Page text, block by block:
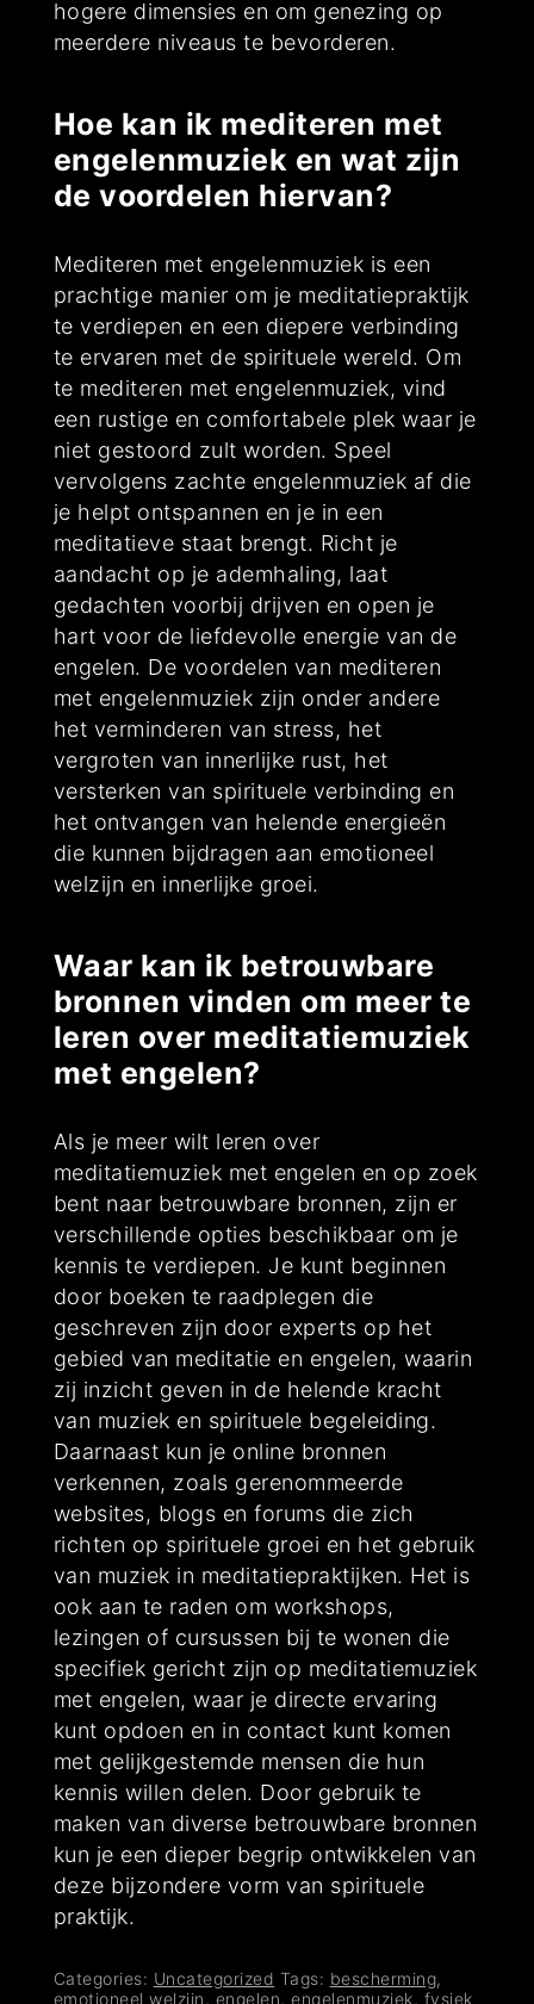
hogere dimensies en om genezing op
meerdere niveaus te bevorderen.
Hoe kan ik mediteren met
engelenmuziek en wat zijn
de voordelen hiervan?
Mediteren met engelenmuziek is een
prachtige manier om je meditatiepraktijk
te verdiepen en een diepere verbinding
te ervaren met de spirituele wereld. Om
te mediteren met engelenmuziek, vind
een rustige en comfortabele plek waar je
niet gestoord zult worden. Speel
vervolgens zachte engelenmuziek af die
je helpt ontspannen en je in een
meditatieve staat brengt. Richt je
aandacht op je ademhaling, laat
gedachten voorbij drijven en open je
hart voor de liefdevolle energie van de
engelen. De voordelen van mediteren
met engelenmuziek zijn onder andere
het verminderen van stress, het
vergroten van innerlijke rust, het
versterken van spirituele verbinding en
het ontvangen van helende energieën
die kunnen bijdragen aan emotioneel
welzijn en innerlijke groei.
Waar kan ik betrouwbare
bronnen vinden om meer te
leren over meditatiemuziek
met engelen?
Als je meer wilt leren over
meditatiemuziek met engelen en op zoek
bent naar betrouwbare bronnen, zijn er
verschillende opties beschikbaar om je
kennis te verdiepen. Je kunt beginnen
door boeken te raadplegen die
geschreven zijn door experts op het
gebied van meditatie en engelen, waarin
zij inzicht geven in de helende kracht
van muziek en spirituele begeleiding.
Daarnaast kun je online bronnen
verkennen, zoals gerenommeerde
websites, blogs en forums die zich
richten op spirituele groei en het gebruik
van muziek in meditatiepraktijken. Het is
ook aan te raden om workshops,
lezingen of cursussen bij te wonen die
specifiek gericht zijn op meditatiemuziek
met engelen, waar je directe ervaring
kunt opdoen en in contact kunt komen
met gelijkgestemde mensen die hun
kennis willen delen. Door gebruik te
maken van diverse betrouwbare bronnen
kun je een dieper begrip ontwikkelen van
deze bijzondere vorm van spirituele
praktijk.
Categories: Uncategorized Tags: bescherming,
emotioneel welzijn , engelen,engelenmuziek, fysiek